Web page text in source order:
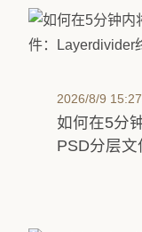
2026/8/9
如何在5分
PSD分层